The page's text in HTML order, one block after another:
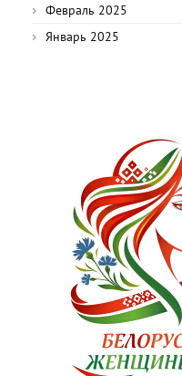
Февраль 2025
Январь 2025